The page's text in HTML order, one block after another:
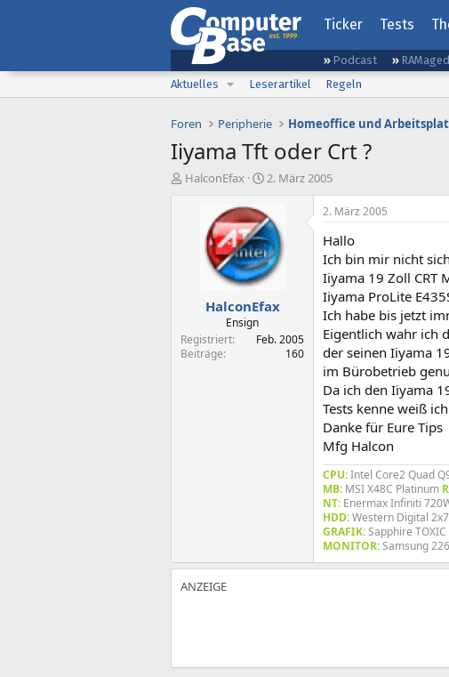
Ticker Tests
Podcast
Aktuelles
Leserartikel Regeln
Foren Peripherie Homeoffice und
Iiyama Tft oder Crt ?
E
HalconEfax
E
t
e
l
l
a
2. März 2005
HalconEfax
Ensign
Registriert
Feb. 2005
Beiträge
160
2. März 2005
Hallo
Ich bin mir nicht
Iiyama 19 Zoll CRT
Iiyama ProLite
Ich habe bis jetzt
Eigentlich wahr ich
der seinen Iiyama
im Bürobetrieb
Da ich den Iiyama
Tests kenne weiß
Danke für Eure Tips
Mfg Halcon
CPU:Intel Core2 Quad
MB: MSI X48C Platinum
NT: Enermax Infiniti
HDD:Western Digital
GRAFIK:Sapphire
MONITOR:Samsung